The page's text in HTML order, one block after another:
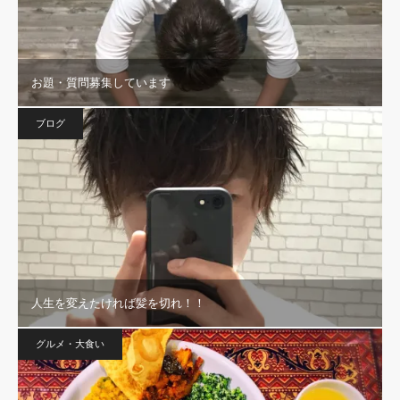
お題・質問募集しています
ブログ
人生を変えたければ髪を切れ！！
グルメ・大食い